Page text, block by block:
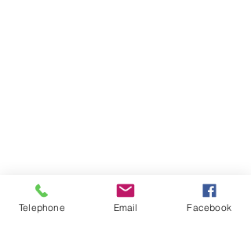
Telephone Email Facebook